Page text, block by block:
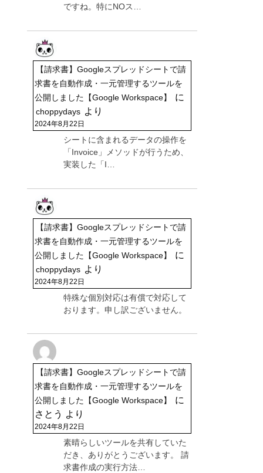
ですね。特にNOス…
【請求書】Googleスプレッドシートで請
求書を自動作成・一元管理するツールを
公開しました【Google Workspace】
に
choppydays より
2024年8月22日
シートに含まれるデータの操作を
「Invoice」メソッドが行うため、
実装した「I…
【請求書】Googleスプレッドシートで請
求書を自動作成・一元管理するツールを
公開しました【Google Workspace】
に
choppydays より
2024年8月22日
特殊な個別対応は有償で対応して
おります。申し訳ございません。
【請求書】Googleスプレッドシートで請
求書を自動作成・一元管理するツールを
公開しました【Google Workspace】
に
さとう より
2024年8月22日
素晴らしいツールを共有していた
だき、ありがとうございます。 請
求書作成の実行方法…